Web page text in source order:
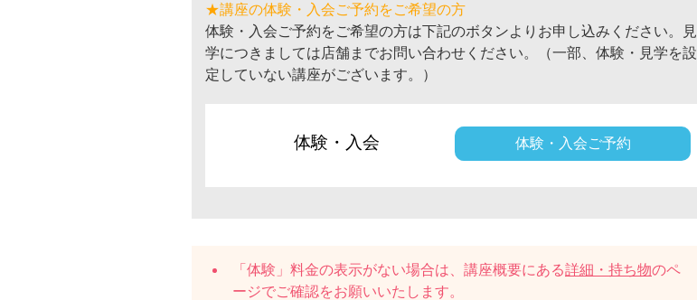
★講座の体験・入会ご予約をご希望の方
体験・入会ご予約をご希望の方は下記のボタンよりお申し込みください。見
学につきましては店舗までお問い合わせください。（一部、体験・見学を設
定していない講座がございます。）
体験・入会 体験・入会ご予約
「体験」料金の表示がない場合は、講座概要にある詳細・持ち物のペ
ージでご確認をお願いいたします。